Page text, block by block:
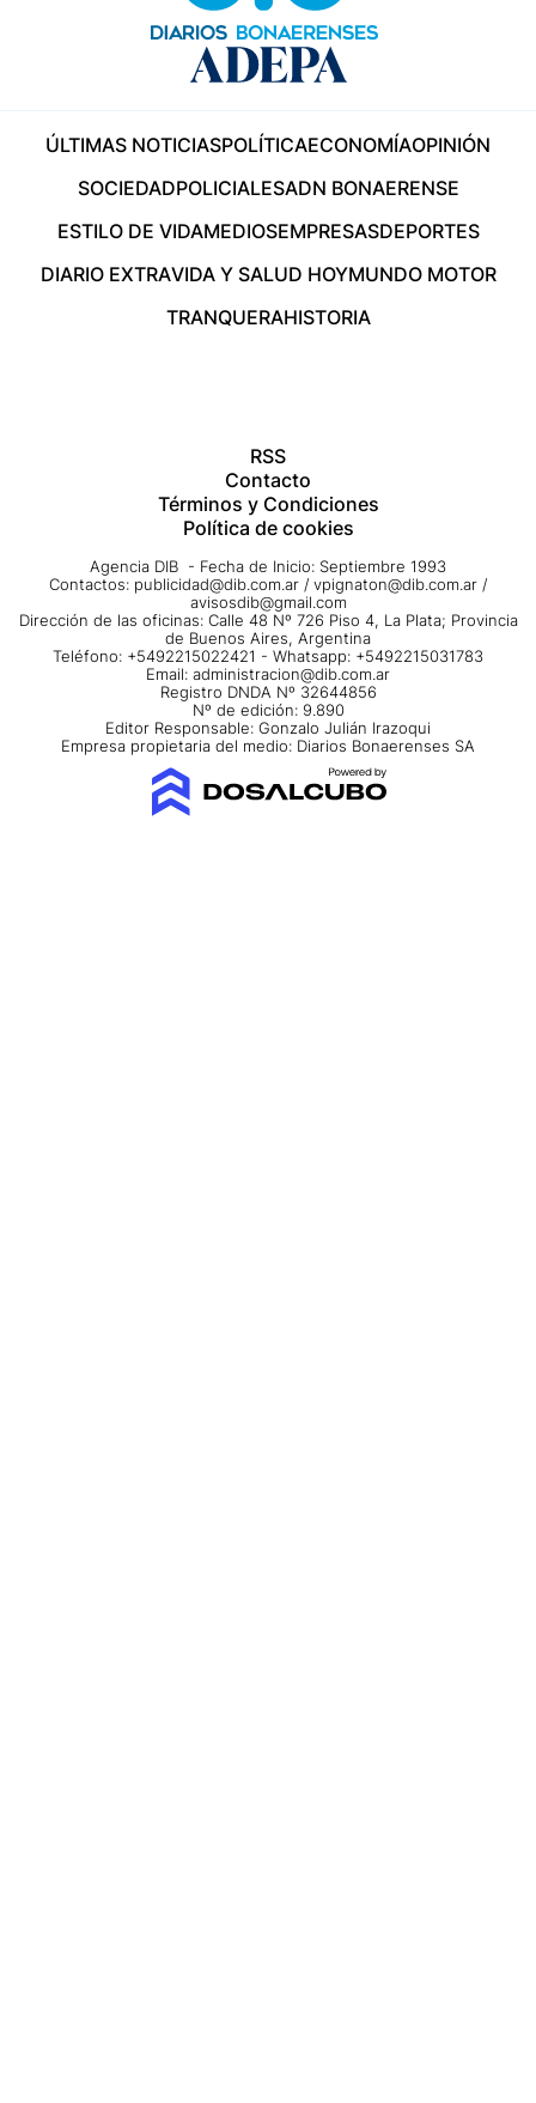
ÚLTIMAS NOTICIASPOLÍTICAECONOMÍAOPINIÓN
SOCIEDADPOLICIALESADN BONAERENSE
ESTILO DE VIDAMEDIOSEMPRESASDEPORTES
DIARIO EXTRAVIDA Y SALUD HOYMUNDO MOTOR
TRANQUERAHISTORIA
RSS
Contacto
Términos y Condiciones
Política de cookies
Agencia DIB - Fecha de Inicio: Septiembre 1993
Contactos: publicidad@dib.com.ar / vpignaton@dib.com.ar /
avisosdib@gmail.com
Dirección de las oficinas: Calle 48 Nº 726 Piso 4, La Plata; Provincia
de Buenos Aires, Argentina
Teléfono: +5492215022421 - Whatsapp: +5492215031783
Email: administracion@dib.com.ar
Registro DNDA Nº 32644856
Nº de edición: 9.890
Editor Responsable: Gonzalo Julián Irazoqui
Empresa propietaria del medio: Diarios Bonaerenses SA